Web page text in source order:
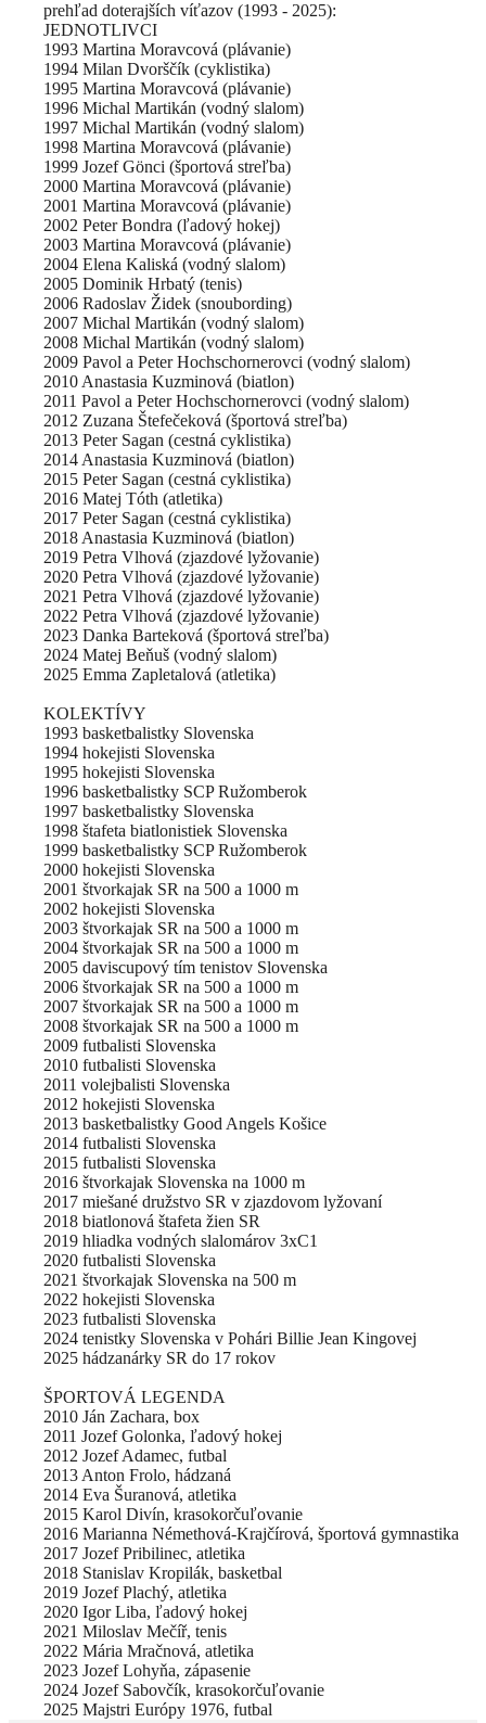
prehľad doterajších víťazov (1993 - 2025):
JEDNOTLIVCI
1993 Martina Moravcová (plávanie)
1994 Milan Dvorščík (cyklistika)
1995 Martina Moravcová (plávanie)
1996 Michal Martikán (vodný slalom)
1997 Michal Martikán (vodný slalom)
1998 Martina Moravcová (plávanie)
1999 Jozef Gönci (športová streľba)
2000 Martina Moravcová (plávanie)
2001 Martina Moravcová (plávanie)
2002 Peter Bondra (ľadový hokej)
2003 Martina Moravcová (plávanie)
2004 Elena Kaliská (vodný slalom)
2005 Dominik Hrbatý (tenis)
2006 Radoslav Židek (snoubording)
2007 Michal Martikán (vodný slalom)
2008 Michal Martikán (vodný slalom)
2009 Pavol a Peter Hochschornerovci (vodný slalom)
2010 Anastasia Kuzminová (biatlon)
2011 Pavol a Peter Hochschornerovci (vodný slalom)
2012 Zuzana Štefečeková (športová streľba)
2013 Peter Sagan (cestná cyklistika)
2014 Anastasia Kuzminová (biatlon)
2015 Peter Sagan (cestná cyklistika)
2016 Matej Tóth (atletika)
2017 Peter Sagan (cestná cyklistika)
2018 Anastasia Kuzminová (biatlon)
2019 Petra Vlhová (zjazdové lyžovanie)
2020 Petra Vlhová (zjazdové lyžovanie)
2021 Petra Vlhová (zjazdové lyžovanie)
2022 Petra Vlhová (zjazdové lyžovanie)
2023 Danka Barteková (športová streľba)
2024 Matej Beňuš (vodný slalom)
2025 Emma Zapletalová (atletika)
KOLEKTÍVY
1993 basketbalistky Slovenska
1994 hokejisti Slovenska
1995 hokejisti Slovenska
1996 basketbalistky SCP Ružomberok
1997 basketbalistky Slovenska
1998 štafeta biatlonistiek Slovenska
1999 basketbalistky SCP Ružomberok
2000 hokejisti Slovenska
2001 štvorkajak SR na 500 a 1000 m
2002 hokejisti Slovenska
2003 štvorkajak SR na 500 a 1000 m
2004 štvorkajak SR na 500 a 1000 m
2005 daviscupový tím tenistov Slovenska
2006 štvorkajak SR na 500 a 1000 m
2007 štvorkajak SR na 500 a 1000 m
2008 štvorkajak SR na 500 a 1000 m
2009 futbalisti Slovenska
2010 futbalisti Slovenska
2011 volejbalisti Slovenska
2012 hokejisti Slovenska
2013 basketbalistky Good Angels Košice
2014 futbalisti Slovenska
2015 futbalisti Slovenska
2016 štvorkajak Slovenska na 1000 m
2017 miešané družstvo SR v zjazdovom lyžovaní
2018 biatlonová štafeta žien SR
2019 hliadka vodných slalomárov 3xC1
2020 futbalisti Slovenska
2021 štvorkajak Slovenska na 500 m
2022 hokejisti Slovenska
2023 futbalisti Slovenska
2024 tenistky Slovenska v Pohári Billie Jean Kingovej
2025 hádzanárky SR do 17 rokov
ŠPORTOVÁ LEGENDA
2010 Ján Zachara, box
2011 Jozef Golonka, ľadový hokej
2012 Jozef Adamec, futbal
2013 Anton Frolo, hádzaná
2014 Eva Šuranová, atletika
2015 Karol Divín, krasokorčuľovanie
2016 Marianna Némethová-Krajčírová, športová gymnastika
2017 Jozef Pribilinec, atletika
2018 Stanislav Kropilák, basketbal
2019 Jozef Plachý, atletika
2020 Igor Liba, ľadový hokej
2021 Miloslav Mečíř, tenis
2022 Mária Mračnová, atletika
2023 Jozef Lohyňa, zápasenie
2024 Jozef Sabovčík, krasokorčuľovanie
2025 Majstri Európy 1976, futbal